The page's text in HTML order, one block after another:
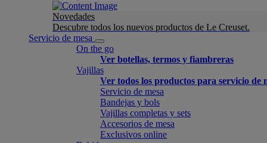
Novedades
Descubre todos los nuevos productos de Le Creuset.
Servicio de mesa
On the go
Ver botellas, termos y fiambreras
Vajillas
Ver todos los productos para servicio de
Servicio de mesa
Bandejas y bols
Vajillas completas y sets
Accesorios de mesa
Exclusivos online